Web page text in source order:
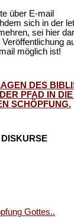
über E-mail
sich in der
sei hier
möglich ist!
DES
DER PFAD IN
SCHÖPFUNG.
DISKURSE
Gottes..